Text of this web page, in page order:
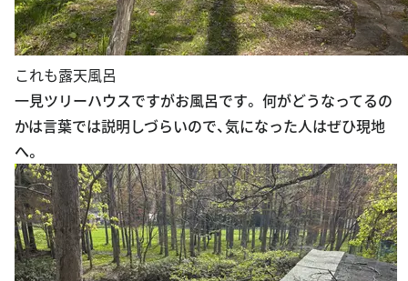
これも露天風呂
一見ツリーハウスですがお風呂です。 何がどうなってるの
かは言葉では説明しづらいので、気になった人はぜひ現地
へ。